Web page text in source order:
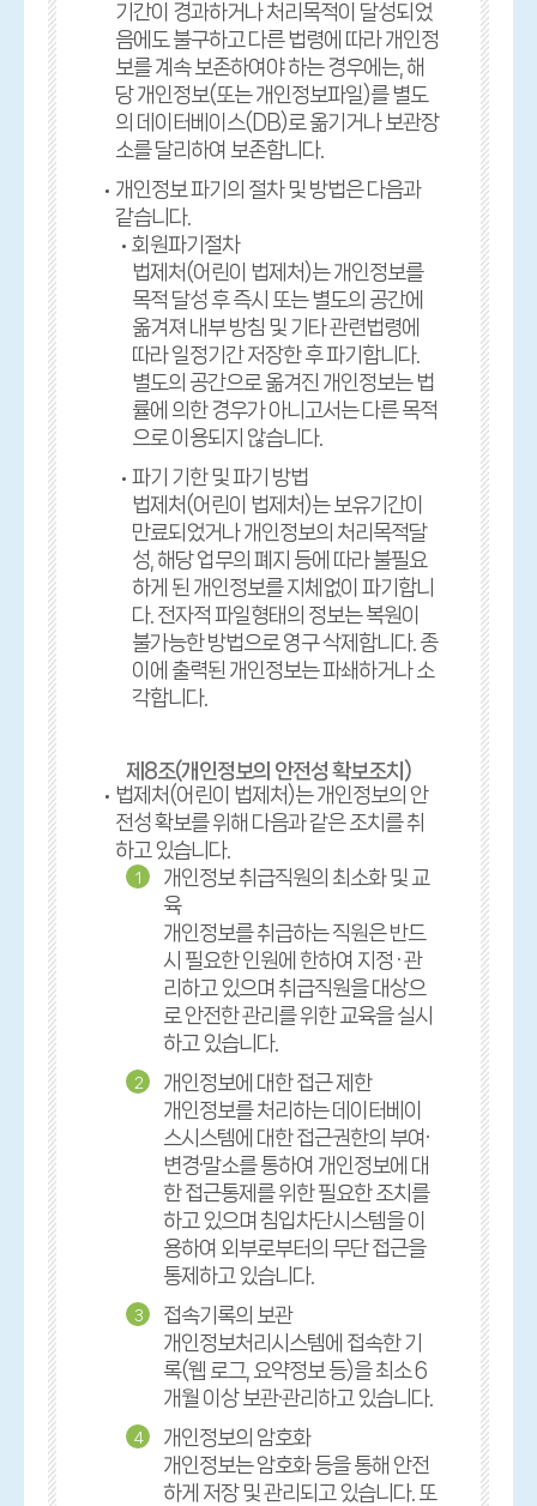
기간이 경과하거나 처리목적이 달성되었
음에도 불구하고 다른 법령에 따라 개인정
보를 계속 보존하여야 하는 경우에는, 해
당 개인정보(또는 개인정보파일)를 별도
의 데이터베이스(DB)로 옮기거나 보관장
소를 달리하여 보존합니다.
개인정보 파기의 절차 및 방법은 다음과
같습니다.
회원파기절차
법제처(어린이 법제처)는 개인정보를
목적 달성 후 즉시 또는 별도의 공간에
옮겨져 내부 방침 및 기타 관련법령에
따라 일정기간 저장한 후 파기합니다.
별도의 공간으로 옮겨진 개인정보는 법
률에 의한 경우가 아니고서는 다른 목적
으로 이용되지 않습니다.
파기 기한 및 파기 방법
법제처(어린이 법제처)는 보유기간이
만료되었거나 개인정보의 처리목적달
성, 해당 업무의 폐지 등에 따라 불필요
하게 된 개인정보를 지체없이 파기합니
다. 전자적 파일형태의 정보는 복원이
불가능한 방법으로 영구 삭제합니다. 종
이에 출력된 개인정보는 파쇄하거나 소
각합니다.
제8조(개인정보의 안전성 확보조치)
법제처(어린이 법제처)는 개인정보의 안
전성 확보를 위해 다음과 같은 조치를 취
하고 있습니다.
1
개인정보 취급직원의 최소화 및 교
육
개인정보를 취급하는 직원은 반드
시 필요한 인원에 한하여 지정 · 관
리하고 있으며 취급직원을 대상으
로 안전한 관리를 위한 교육을 실시
하고 있습니다.
2
개인정보에 대한 접근 제한
개인정보를 처리하는 데이터베이
스시스템에 대한 접근권한의 부여·
변경·말소를 통하여 개인정보에 대
한 접근통제를 위한 필요한 조치를
하고 있으며 침입차단시스템을 이
용하여 외부로부터의 무단 접근을
통제하고 있습니다.
3
접속기록의 보관
개인정보처리시스템에 접속한 기
록(웹 로그, 요약정보 등)을 최소 6
개월 이상 보관·관리하고 있습니다.
4
개인정보의 암호화
개인정보는 암호화 등을 통해 안전
하게 저장 및 관리되고 있습니다. 또